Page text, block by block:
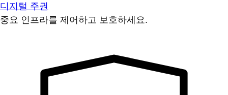
디지털 주권
중요 인프라를 제어하고 보호하세요.